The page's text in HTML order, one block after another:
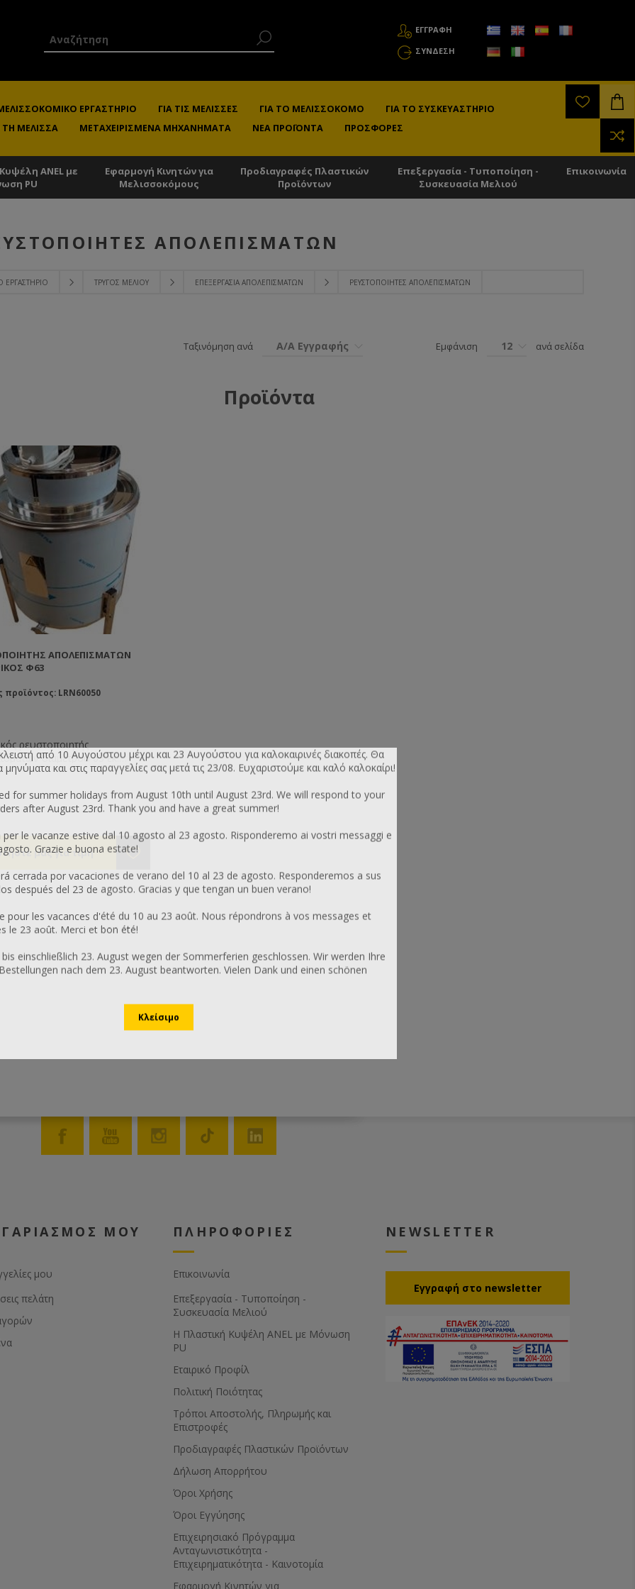
ΕΓΓΡΑΦΗ
ΣΎΝΔΕΣΗ
ΕΡΓΑΣΤΉΡΙΟ ΓΙΑ ΤΙΣ ΜΈΛΙΣΣΕΣ ΓΙΑ ΤΟ ΜΕΛΙΣΣΟΚΌΜΟ
ΓΙΑ ΤΟ ΣΥΣΚΕΥΑΣΤΉΡΙΟ
ΜΈΛΙΣΣΑ
ΜΕΤΑΧΕΙΡΙΣΜΈΝΑ ΜΗΧΑΝΉΜΑΤΑ ΝΈΑ ΠΡΟΪΌΝΤΑ ΠΡΟΣΦΟΡΈΣ
ANEL με
PU
Εφαρμογή Κινητών για
Μελισσοκόμους
Προδιαγραφές Πλαστικών
Προϊόντων
Επεξεργασία - Τυποποίηση -
Συσκευασία Μελιού
Επικοινωνία
ΕΡΓΑΣΤΉΡΙΟ ΤΡΎΓΟΣ ΜΕΛΙΟΎ ΕΠΕΞΕΡΓΑΣΊΑ ΑΠΟΛΕΠΙΣΜΆΤΩΝ ΡΕΥΣΤΟΠΟΙΗΤΈΣ ΑΠΟΛΕΠΙΣΜΆΤΩΝ
ΑΠΟΛΕΠΙΣΜΆΤΩΝ
Ταξινόμηση ανά Α/Α Εγγραφής Εμφάνιση 12 ανά σελίδα
Προϊόντα
ΑΠΟΛΕΠΙΣΜΆΤΩΝ
Φ63
προϊόντος: LRN60050
ρευστοποιητής
διαμέτρου 63 εκ.
από ανοξείδωτο
θερμοστάτη για ρύθμιση της
θερμοκρασίας. Εσωτερικά
και ανοξείδωτη
στον πάτο.
ΜΟΥ
μου
πελάτη
ΠΛΗΡΟΦΟΡΙΕΣ
Επικοινωνία
Επεξεργασία - Τυποποίηση -
Συσκευασία Μελιού
Η Πλαστική Κυψέλη ANEL με Μόνωση
PU
Εταιρικό Προφίλ
Πολιτική Ποιότητας
Τρόποι Αποστολής, Πληρωμής και
Επιστροφές
Προδιαγραφές Πλαστικών Προϊόντων
Δήλωση Απορρήτου
Όροι Χρήσης
Όροι Εγγύησης
Eπιχειρησιακό Πρόγραμμα
Ανταγωνιστικότητα -
Επιχειρηματικότητα - Καινοτομία
Εφαρμογή Κινητών για
NEWSLETTER
Eγγραφή στο newsletter
από 10 Αυγούστου μέχρι και 23 Αυγούστου για καλοκαιρινές διακοπές. Θα
και στις παραγγελίες σας μετά τις 23/08. Ευχαριστούμε και καλό καλοκαίρι!
for summer holidays from August 10th until August 23rd. We will respond to your
after August 23rd. Thank you and have a great summer!
per le vacanze estive dal 10 agosto al 23 agosto. Risponderemo ai vostri messaggi e
Grazie e buona estate!
cerrada por vacaciones de verano del 10 al 23 de agosto. Responderemos a sus
después del 23 de agosto. Gracias y que tengan un buen verano!
pour les vacances d'été du 10 au 23 août. Nous répondrons à vos messages et
le 23 août. Merci et bon été!
einschließlich 23. August wegen der Sommerferien geschlossen. Wir werden Ihre
nach dem 23. August beantworten. Vielen Dank und einen schönen